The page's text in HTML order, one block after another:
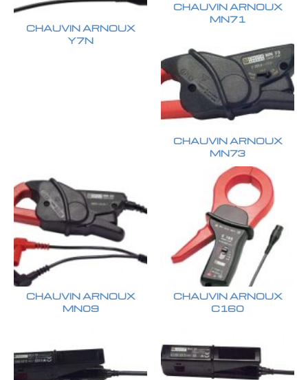
CHAUVIN ARNOUX
Y7N
CHAUVIN ARNOUX
MN71
CHAUVIN ARNOUX
MN73
CHAUVIN ARNOUX
MN09
CHAUVIN ARNOUX
C160